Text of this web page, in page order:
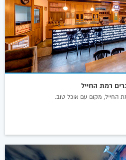
רמת החייל
החייל, מקום עם אוכל טוב.